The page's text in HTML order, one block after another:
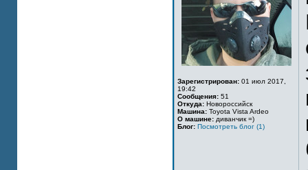
Зарегистрирован: 01 июл 2017,
19:42
Сообщения: 51
Откуда: Новороссийск
Машина: Toyota Vista Ardeo
О машине: диванчик =)
Блог: Посмотреть блог (1)